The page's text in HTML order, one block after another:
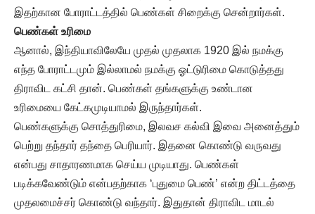
இதற்கான போராட்டத்தில் பெண்கள் சிறைக்கு சென்றார்கள்.
பெண்கள் உரிமை
ஆனால், இந்தியாவிலேயே முதல் முதலாக 1920 இல் நமக்கு
எந்த போராட்டமும் இல்லாமல் நமக்கு ஓட்டுரிமை கொடுத்தது
திராவிட கட்சி தான். பெண்கள் தங்களுக்கு உண்டான
உரிமையை கேட்கமுடியாமல் இருந்தார்கள்.
பெண்களுக்கு சொத்துரிமை, இலவச கல்வி இவை அனைத்தும்
பெற்று தந்தார் தந்தை பெரியார். இதனை கொண்டு வருவது
என்பது சாதாரணமாக செய்ய முடியாது. பெண்கள்
படிக்கவேண்டும் என்பதற்காக ‘புதுமை பெண்’ என்ற திட்டத்தை
முதலமைச்சர் கொண்டு வந்தார். இதுதான் திராவிட மாடல்